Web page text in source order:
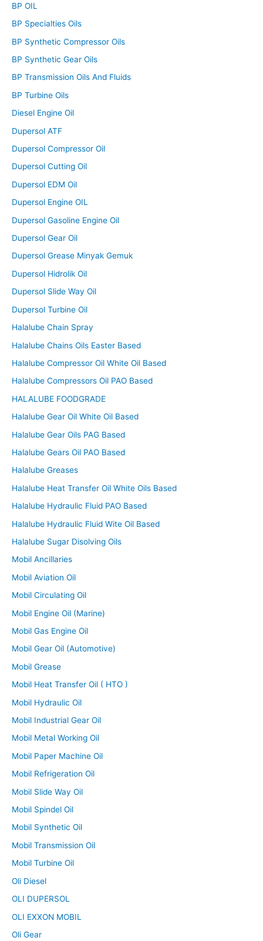
BP OIL
BP Specialties Oils
BP Synthetic Compressor Oils
BP Synthetic Gear Oils
BP Transmission Oils And Fluids
BP Turbine Oils
Diesel Engine Oil
Dupersol ATF
Dupersol Compressor Oil
Dupersol Cutting Oil
Dupersol EDM Oil
Dupersol Engine OIL
Dupersol Gasoline Engine Oil
Dupersol Gear Oil
Dupersol Grease Minyak Gemuk
Dupersol Hidrolik Oil
Dupersol Slide Way Oil
Dupersol Turbine Oil
Halalube Chain Spray
Halalube Chains Oils Easter Based
Halalube Compressor Oil White Oil Based
Halalube Compressors Oil PAO Based
HALALUBE FOODGRADE
Halalube Gear Oil White Oil Based
Halalube Gear Oils PAG Based
Halalube Gears Oil PAO Based
Halalube Greases
Halalube Heat Transfer Oil White Oils Based
Halalube Hydraulic Fluid PAO Based
Halalube Hydraulic Fluid Wite Oil Based
Halalube Sugar Disolving Oils
Mobil Ancillaries
Mobil Aviation Oil
Mobil Circulating Oil
Mobil Engine Oil (Marine)
Mobil Gas Engine Oil
Mobil Gear Oil (Automotive)
Mobil Grease
Mobil Heat Transfer Oil ( HTO )
Mobil Hydraulic Oil
Mobil Industrial Gear Oil
Mobil Metal Working Oil
Mobil Paper Machine Oil
Mobil Refrigeration Oil
Mobil Slide Way Oil
Mobil Spindel Oil
Mobil Synthetic Oil
Mobil Transmission Oil
Mobil Turbine Oil
Oli Diesel
OLI DUPERSOL
OLI EXXON MOBIL
Oli Gear